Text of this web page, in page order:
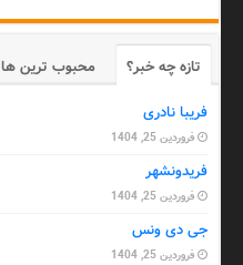
تازه چه خبر؟ محبوب ترین ها
فریبا نادری
فروردین 25, 1404
فریدونشهر
فروردین 25, 1404
جی دی ونس
فروردین 25, 1404